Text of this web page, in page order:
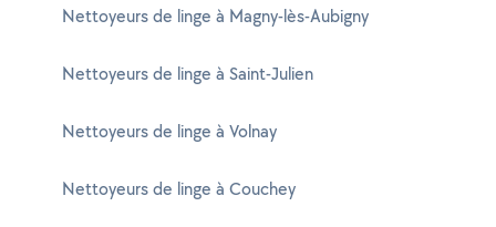
Nettoyeurs de linge à Magny-lès-Aubigny
Nettoyeurs de linge à Saint-Julien
Nettoyeurs de linge à Volnay
Nettoyeurs de linge à Couchey